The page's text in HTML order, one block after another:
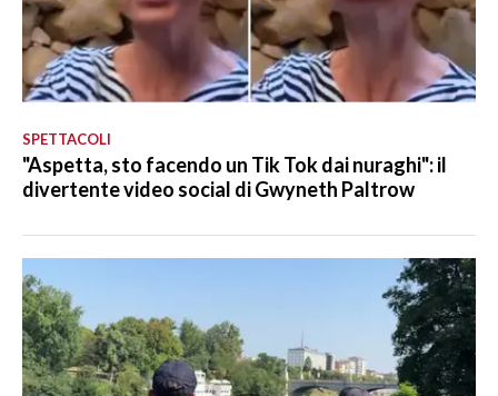
SPETTACOLI
"Aspetta, sto facendo un Tik Tok dai nuraghi": il
divertente video social di Gwyneth Paltrow